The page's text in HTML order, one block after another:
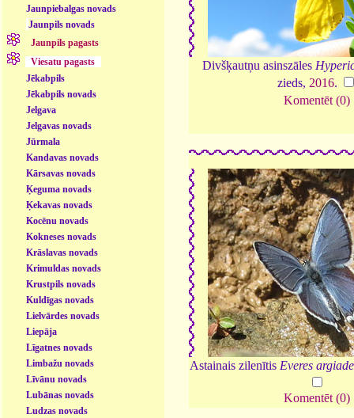
Jaunpiebalgas novads
Jaunpils novads
Jaunpils pagasts
Viesatu pagasts
Jēkabpils
Jēkabpils novads
Jelgava
Jelgavas novads
Jūrmala
Kandavas novads
Kārsavas novads
Ķeguma novads
Ķekavas novads
Kocēnu novads
Kokneses novads
Krāslavas novads
Krimuldas novads
Krustpils novads
Kuldīgas novads
Lielvārdes novads
Liepāja
Līgatnes novads
Limbažu novads
Līvānu novads
Lubānas novads
Ludzas novads
Divšķautņu asinszāles
zieds, 2016.
Komentēt (0)
Astainais zilenītis Everes
Komentēt (0)